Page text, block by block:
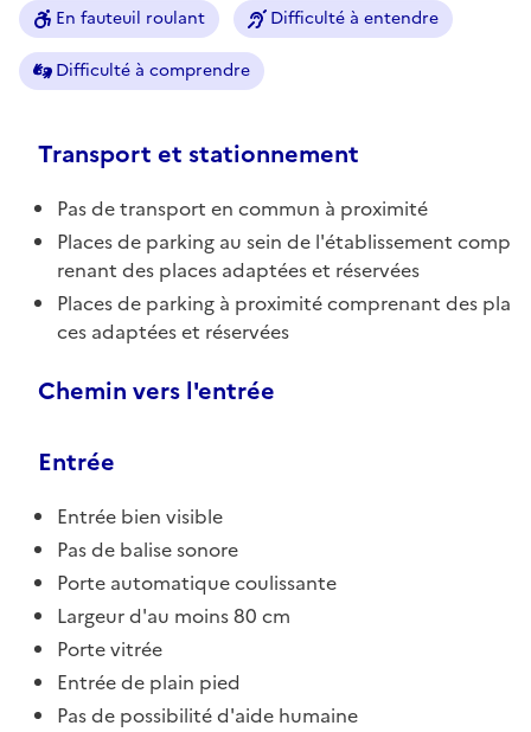
En fauteuil roulant Difficulté à entendre
Difficulté à comprendre
Transport et stationnement
Pas de transport en commun à proximité
Places de parking au sein de l'établissement comp
renant des places adaptées et réservées
Places de parking à proximité comprenant des pla
ces adaptées et réservées
Chemin vers l'entrée
Entrée
Entrée bien visible
Pas de balise sonore
Porte automatique coulissante
Largeur d'au moins 80 cm
Porte vitrée
Entrée de plain pied
Pas de possibilité d'aide humaine